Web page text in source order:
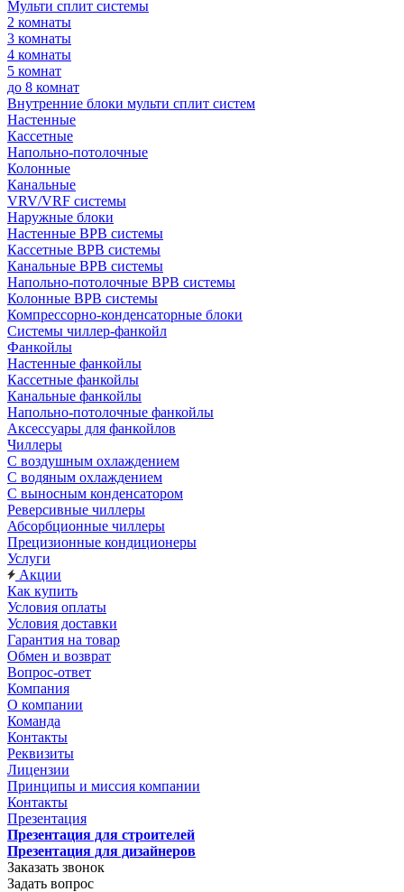
Мульти сплит системы
2 комнаты
3 комнаты
4 комнаты
5 комнат
до 8 комнат
Внутренние блоки мульти сплит систем
Настенные
Кассетные
Напольно-потолочные
Колонные
Канальные
VRV/VRF системы
Наружные блоки
Настенные ВРВ системы
Кассетные ВРВ системы
Канальные ВРВ системы
Напольно-потолочные ВРВ системы
Колонные ВРВ системы
Компрессорно-конденсаторные блоки
Системы чиллер-фанкойл
Фанкойлы
Настенные фанкойлы
Кассетные фанкойлы
Канальные фанкойлы
Напольно-потолочные фанкойлы
Аксессуары для фанкойлов
Чиллеры
С воздушным охлаждением
С водяным охлаждением
С выносным конденсатором
Реверсивные чиллеры
Абсорбционные чиллеры
Прецизионные кондиционеры
Услуги
Акции
Как купить
Условия оплаты
Условия доставки
Гарантия на товар
Обмен и возврат
Вопрос-ответ
Компания
О компании
Команда
Контакты
Реквизиты
Лицензии
Принципы и миссия компании
Контакты
Презентация
Презентация для строителей
Презентация для дизайнеров
Заказать звонок
Задать вопрос